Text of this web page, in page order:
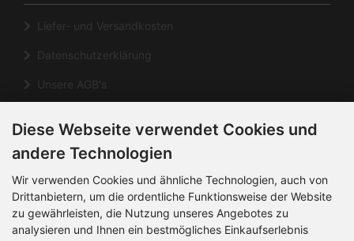
Liefer- und Versandkosten
Datenschutzerklärung
Unsere AGB's
Informationen
Kontakt
Diese Webseite verwendet Cookies und
andere Technologien
Wir verwenden Cookies und ähnliche Technologien, auch von
Drittanbietern, um die ordentliche Funktionsweise der Website
zu gewährleisten, die Nutzung unseres Angebotes zu
analysieren und Ihnen ein bestmögliches Einkaufserlebnis